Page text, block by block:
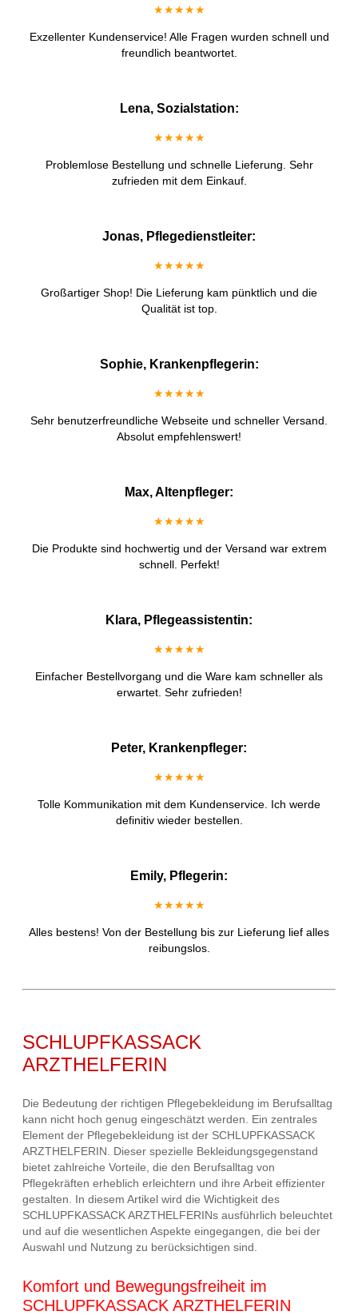
★★★★★
Exzellenter Kundenservice! Alle Fragen wurden schnell und
freundlich beantwortet.
Lena, Sozialstation:
★★★★★
Problemlose Bestellung und schnelle Lieferung. Sehr
zufrieden mit dem Einkauf.
Jonas, Pflegedienstleiter:
★★★★★
Großartiger Shop! Die Lieferung kam pünktlich und die
Qualität ist top.
Sophie, Krankenpflegerin:
★★★★★
Sehr benutzerfreundliche Webseite und schneller Versand.
Absolut empfehlenswert!
Max, Altenpfleger:
★★★★★
Die Produkte sind hochwertig und der Versand war extrem
schnell. Perfekt!
Klara, Pflegeassistentin:
★★★★★
Einfacher Bestellvorgang und die Ware kam schneller als
erwartet. Sehr zufrieden!
Peter, Krankenpfleger:
★★★★★
Tolle Kommunikation mit dem Kundenservice. Ich werde
definitiv wieder bestellen.
Emily, Pflegerin:
★★★★★
Alles bestens! Von der Bestellung bis zur Lieferung lief alles
reibungslos.
SCHLUPFKASSACK
ARZTHELFERIN
Die Bedeutung der richtigen Pflegebekleidung im Berufsalltag
kann nicht hoch genug eingeschätzt werden. Ein zentrales
Element der Pflegebekleidung ist der SCHLUPFKASSACK
ARZTHELFERIN. Dieser spezielle Bekleidungsgegenstand
bietet zahlreiche Vorteile, die den Berufsalltag von
Pflegekräften erheblich erleichtern und ihre Arbeit effizienter
gestalten. In diesem Artikel wird die Wichtigkeit des
SCHLUPFKASSACK ARZTHELFERINs ausführlich beleuchtet
und auf die wesentlichen Aspekte eingegangen, die bei der
Auswahl und Nutzung zu berücksichtigen sind.
Komfort und Bewegungsfreiheit im
SCHLUPFKASSACK ARZTHELFERIN